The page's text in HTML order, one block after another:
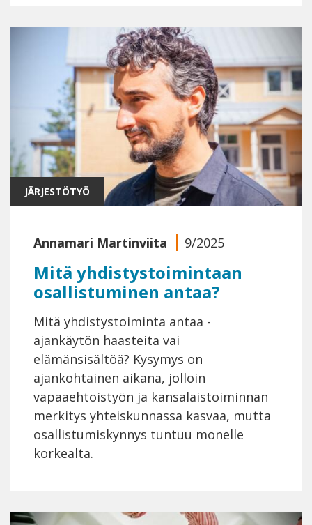
JÄRJESTÖTYÖ
Annamari Martinviita 9/2025
Mitä yhdistystoimintaan
osallistuminen antaa?
Mitä yhdistystoiminta antaa -
ajankäytön haasteita vai
elämänsisältöä? Kysymys on
ajankohtainen aikana, jolloin
vapaaehtoistyön ja kansalaistoiminnan
merkitys yhteiskunnassa kasvaa, mutta
osallistumiskynnys tuntuu monelle
korkealta.